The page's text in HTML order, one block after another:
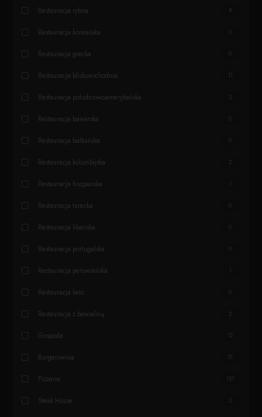
Restauracja rybna 8
Restauracja koreańska 0
Restauracja grecka 0
Restauracja bliskowschodnia 11
Restauracja południowoamerykańska 2
Restauracja bawarska 0
Restauracja bałkańska 0
Restauracja kolumbijska 2
Restauracja hiszpańska 1
Restauracja turecka 0
Restauracja libańska 0
Restauracja portugalska 0
Restauracja peruwiańska 1
Restauracja keto 0
Restauracja z bawialnią 2
Gospoda 12
Burgerownia 31
Pizzeria 157
Steak House 2